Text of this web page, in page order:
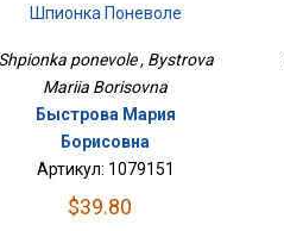
Шпионка Поневоле
Shpionka ponevole , Bystrova
Mariia Borisovna
Быстрова Мария
Борисовна
Артикул: 1079151
$39.80